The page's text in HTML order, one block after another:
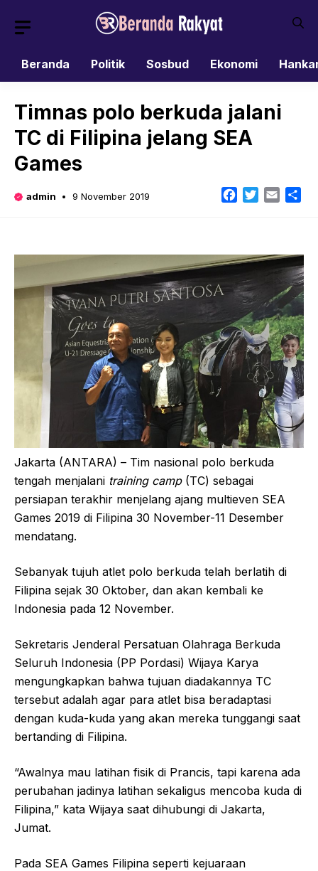
Beranda
Politik Sosbud Ekonomi
Timnas polo berkuda jalani
TC di Filipina jelang SEA
Games
admin 9 November 2019 Facebook
TwitterEmail
Jakarta (ANTARA) – Tim nasional polo berkuda
tengah menjalani training camp(TC) sebagai
persiapan terakhir menjelang ajang multieven SEA
Games 2019 di Filipina 30 November-11 Desember
mendatang.
Sebanyak tujuh atlet polo berkuda telah berlatih di
Filipina sejak 30 Oktober, dan akan kembali ke
Indonesia pada 12 November.
Sekretaris Jenderal Persatuan Olahraga Berkuda
Seluruh Indonesia (PP Pordasi) Wijaya Karya
mengungkapkan bahwa tujuan diadakannya TC
tersebut adalah agar para atlet bisa beradaptasi
dengan kuda-kuda yang akan mereka tunggangi saat
bertanding di Filipina.
“Awalnya mau latihan fisik di Prancis, tapi karena ada
perubahan jadinya latihan sekaligus mencoba kuda di
Filipina,” kata Wijaya saat dihubungi di Jakarta,
Jumat.
Pada SEA Games Filipina seperti kejuaraan